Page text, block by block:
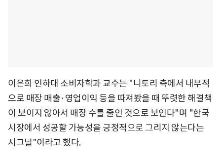
이은희 인하대 소비자학과 교수는 "니토리 측에서 내부적
으로 매장 매출·영업이익 등을 따져봤을 때 뚜렷한 해결책
이 보이지 않아서 매장 수를 줄인 것으로 보인다"며 "한국
시장에서 성공할 가능성을 긍정적으로 그리지 않는다는
시그널"이라고 했다.